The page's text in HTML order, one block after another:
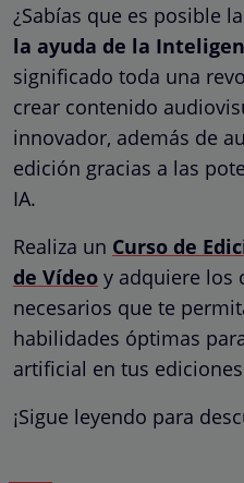
¿Sabías que es posible la
la ayuda de la
significado toda una
crear contenido
innovador, además de
edición gracias a las
IA.
Realiza un Curso de
de Vídeo y adquiere los
necesarios que te
habilidades óptimas
artificial en tus
¡Sigue leyendo para